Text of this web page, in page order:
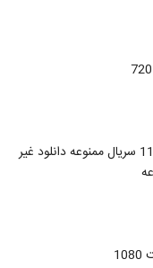
دانلود قسمت یازدهم 11 سریال ممنوعه قسمت 11 سریال ممنوعه دانلود غیر